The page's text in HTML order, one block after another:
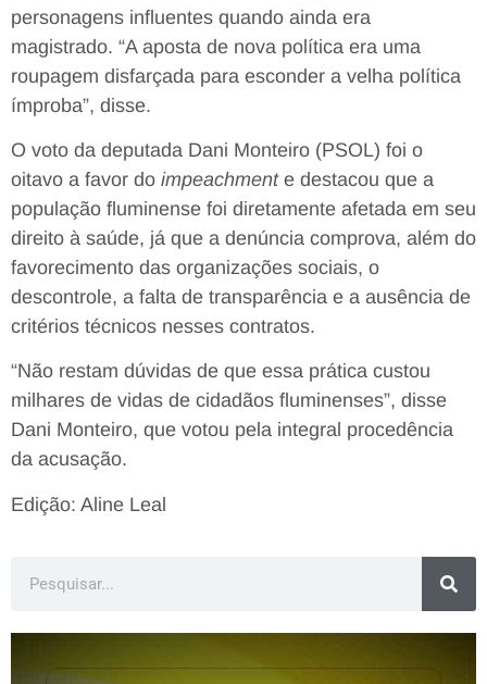
personagens influentes quando ainda era
magistrado. “A aposta de nova política era uma
roupagem disfarçada para esconder a velha política
ímproba”, disse.
O voto da deputada Dani Monteiro (PSOL) foi o
oitavo a favor do impeachmente destacou que a
população fluminense foi diretamente afetada em seu
direito à saúde, já que a denúncia comprova, além do
favorecimento das organizações sociais, o
descontrole, a falta de transparência e a ausência de
critérios técnicos nesses contratos.
“Não restam dúvidas de que essa prática custou
milhares de vidas de cidadãos fluminenses”, disse
Dani Monteiro, que votou pela integral procedência
da acusação.
Edição: Aline Leal